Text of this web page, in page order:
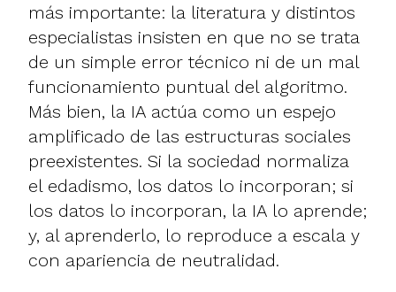
más importante: la literatura y distintos
especialistas insisten en que no se trata
de un simple error técnico ni de un mal
funcionamiento puntual del algoritmo.
Más bien, la IA actúa como un espejo
amplificado de las estructuras sociales
preexistentes. Si la sociedad normaliza
el edadismo, los datos lo incorporan; si
los datos lo incorporan, la IA lo aprende;
y, al aprenderlo, lo reproduce a escala y
con apariencia de neutralidad.